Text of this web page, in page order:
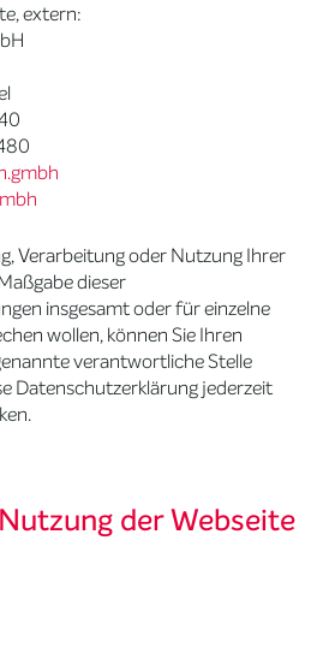
extern:
Verarbeitung oder Nutzung Ihrer
dieser
insgesamt oder für einzelne
wollen, können Sie Ihren
verantwortliche Stelle
Datenschutzerklärung jederzeit
der Webseite